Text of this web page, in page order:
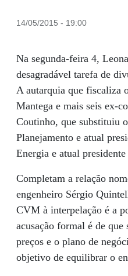
14/05/2015 - 19:00
Na segunda-feira 4,
desagradável tarefa de
A autarquia que fiscaliza
Mantega e mais seis ex-
Coutinho, que substituiu
Planejamento e atual
Energia e atual
Completam a relação
engenheiro Sérgio
CVM à interpelação é a
acusação formal é de
preços e o plano de
objetivo de equilibrar o